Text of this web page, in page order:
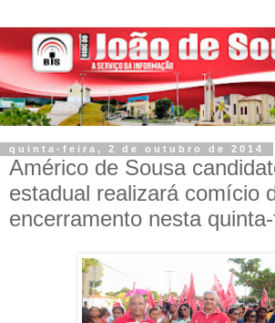
quinta-feira, 2 de outubro de 2014
Américo de Sousa
estadual realizará comício
encerramento nesta